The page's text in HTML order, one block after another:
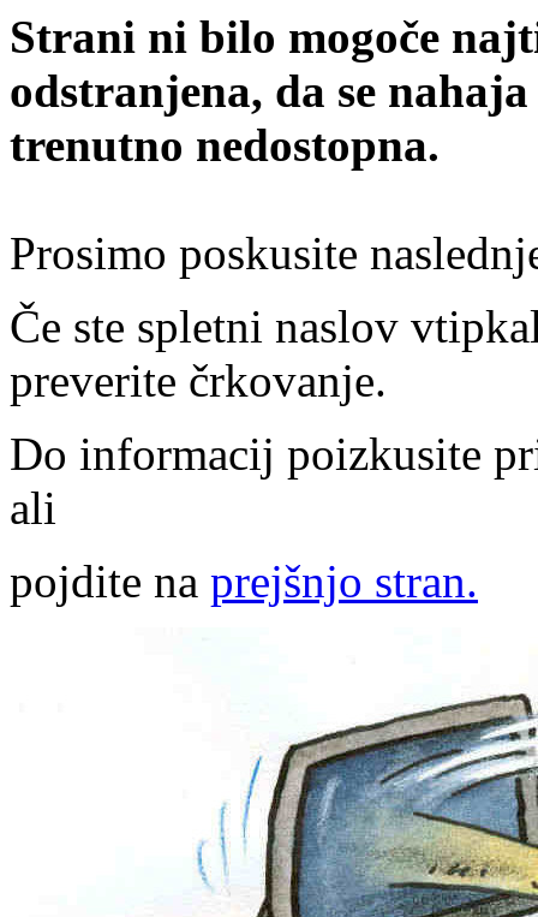
Strani ni bilo mogoče
odstranjena, da se
trenutno nedostopna.
Prosimo poskusite
Če ste spletni naslov
preverite črkovanje.
Do informacij poizkusite
ali
pojdite na prejšnjo stran.